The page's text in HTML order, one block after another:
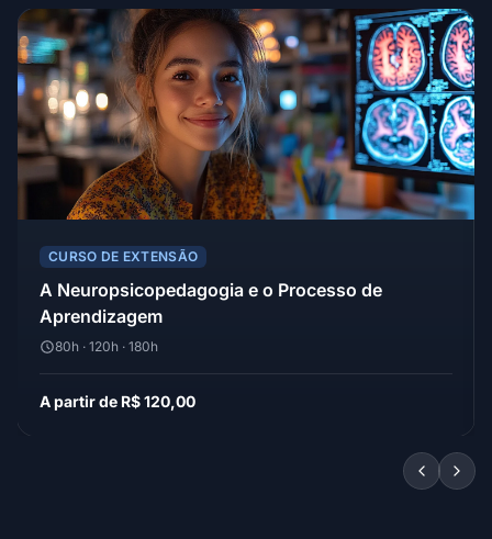
CURSO DE EXTENSÃO
A Neuropsicopedagogia e o Processo de
Aprendizagem
80h · 120h · 180h
A partir de R$ 120,00